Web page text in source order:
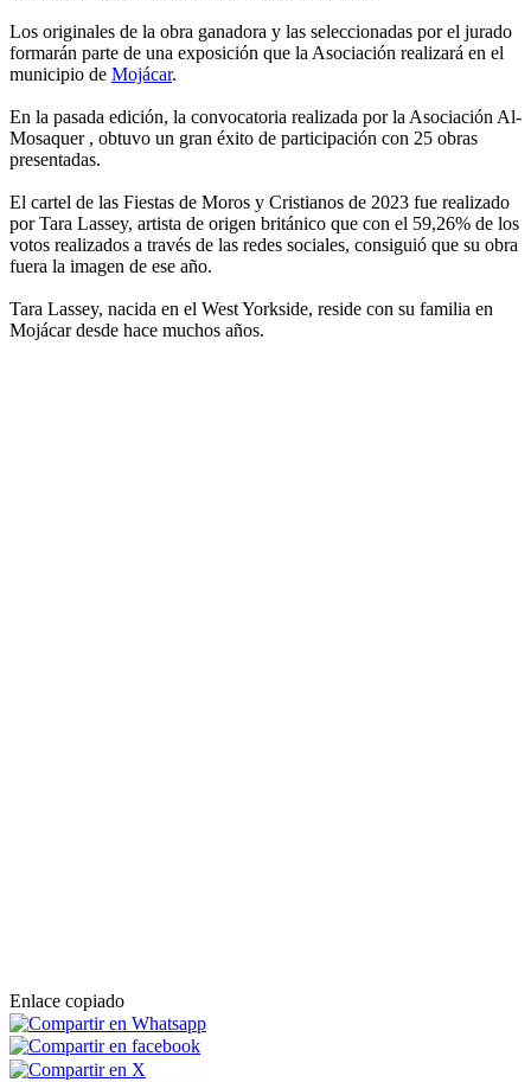
Los originales de la obra ganadora y las seleccionadas por el jurado
formarán parte de una exposición que la Asociación realizará en el
municipio de Mojácar.
En la pasada edición, la convocatoria realizada por la Asociación Al-
Mosaquer , obtuvo un gran éxito de participación con 25 obras
presentadas.
El cartel de las Fiestas de Moros y Cristianos de 2023 fue realizado
por Tara Lassey, artista de origen británico que con el 59,26% de los
votos realizados a través de las redes sociales, consiguió que su obra
fuera la imagen de ese año.
Tara Lassey, nacida en el West Yorkside, reside con su familia en
Mojácar desde hace muchos años.
Enlace copiado